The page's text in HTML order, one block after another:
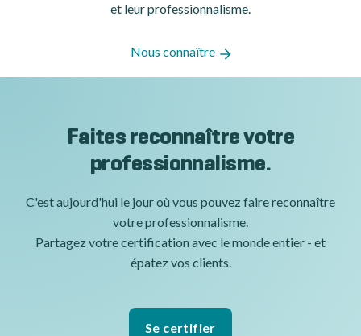
et leur professionnalisme.
Nous connaître
Faites reconnaître votre
professionnalisme.
C'est aujourd'hui le jour où vous pouvez faire reconnaître
votre professionnalisme.
Partagez votre certification avec le monde entier - et
épatez vos clients.
Se certifier